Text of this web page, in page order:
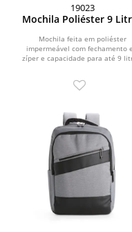
19023
Mochila Poliéster 9
Mochila feita em poliéster
impermeável com fechamento
zíper e capacidade para até 9